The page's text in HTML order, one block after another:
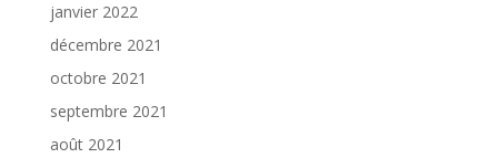
janvier 2022
décembre 2021
octobre 2021
septembre 2021
août 2021